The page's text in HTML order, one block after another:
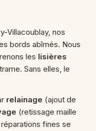
Villacoublay, nos
bords abîmés. Nous
les lisières
Sans elles, le
relainage (ajout de
(retissage maille
fines se